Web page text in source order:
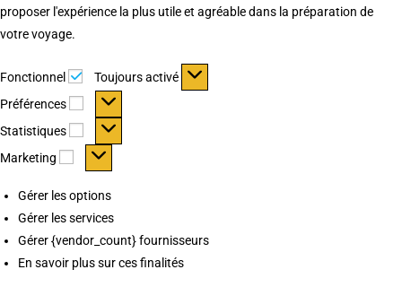
proposer l'expérience la plus utile et agréable dans la préparation de
votre voyage.
Fonctionnel Fonctionnel
Toujours activé
Préférences
Préférences
Statistiques Statistiques
Marketing Marketing
Gérer les options
Gérer les services
Gérer {vendor_count} fournisseurs
En savoir plus sur ces finalités